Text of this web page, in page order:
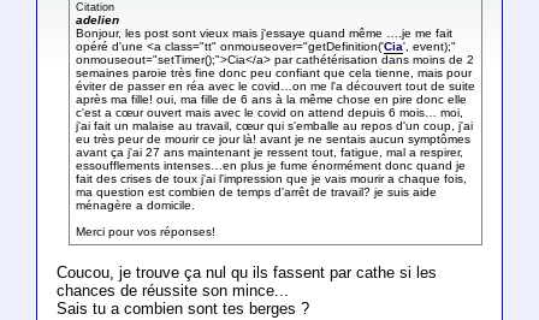
Citation
adelien
Bonjour, les post sont vieux mais j'essaye quand même ….je me fait
opéré d'une <a class="tt" onmouseover="getDefinition('Cia', event);"
onmouseout="setTimer();">Cia</a> par cathétérisation dans moins de 2
semaines paroie très fine donc peu confiant que cela tienne, mais pour
éviter de passer en réa avec le covid…on me l'a découvert tout de suite
après ma fille! oui, ma fille de 6 ans à la même chose en pire donc elle
c'est a cœur ouvert mais avec le covid on attend depuis 6 mois… moi,
j'ai fait un malaise au travail, cœur qui s'emballe au repos d'un coup, j'ai
eu très peur de mourir ce jour là! avant je ne sentais aucun symptômes
avant ça j'ai 27 ans maintenant je ressent tout, fatigue, mal a respirer,
essoufflements intenses…en plus je fume énormément donc quand je
fait des crises de toux j'ai l'impression que je vais mourir a chaque fois,
ma question est combien de temps d'arrêt de travail? je suis aide
ménagère a domicile.
Merci pour vos réponses!
Coucou, je trouve ça nul qu ils fassent par cathe si les
chances de réussite son mince...
Sais tu a combien sont tes berges ?